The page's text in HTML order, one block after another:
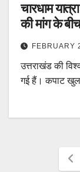
चारधाम
की मांग के
FEBRUARY
उत्तराखंड की
गई हैं। कपाट